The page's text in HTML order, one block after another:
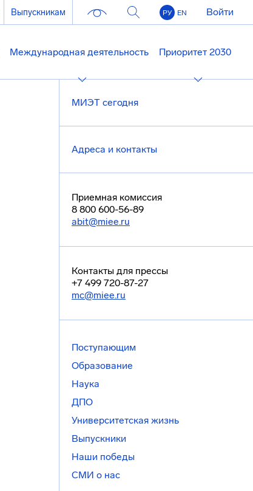
Выпускникам РУ EN Войти
Международная деятельность Приоритет 2030
МИЭТ сегодня
Адреса и контакты
Приемная комиссия
8 800 600-56-89
abit@miee.ru
Контакты для прессы
+7 499 720-87-27
mc@miee.ru
Поступающим
Образование
Наука
ДПО
Университетская жизнь
Выпускники
Наши победы
СМИ о нас